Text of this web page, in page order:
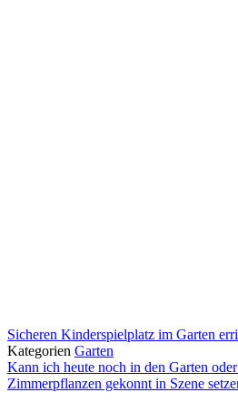
Sicheren Kinderspielplatz im Garten
Kategorien Garten
Kann ich heute noch in den Garten
Zimmerpflanzen gekonnt in Szene